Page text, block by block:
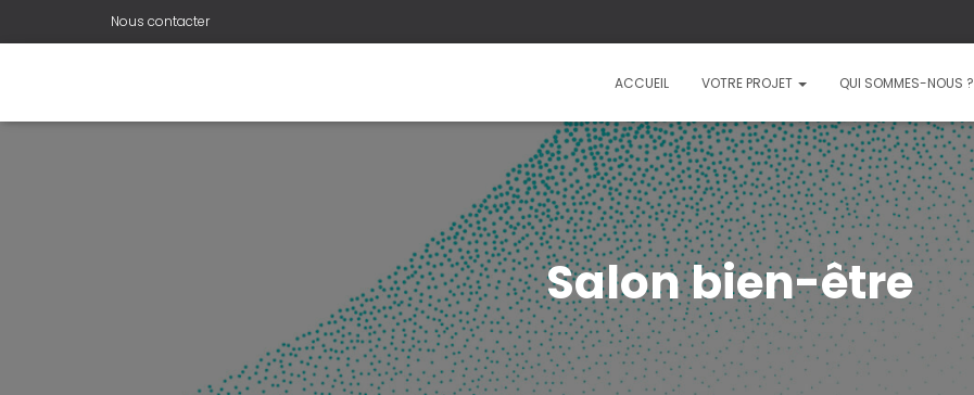
Nous contacter
ACCUEIL VOTRE PROJET QUI SOMMES-NOUS ?
Salon bien-être